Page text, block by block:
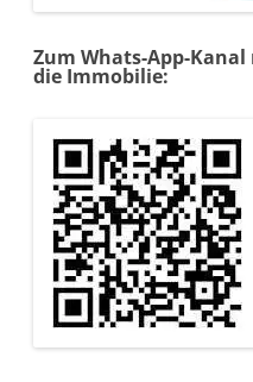
Zum Whats-App-
die Immobilie: